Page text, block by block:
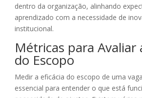
dentro da organização, alinhando
aprendizado com a necessidade de
institucional.
Métricas para Avaliar
do Escopo
Medir a eficácia do escopo de uma
essencial para entender o que está